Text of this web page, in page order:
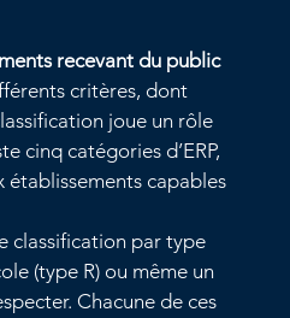
recevant du public
critères, dont
joue un rôle
cinq catégories d’ERP,
établissements capables
classification par type
(type R) ou même un
Chacune de ces